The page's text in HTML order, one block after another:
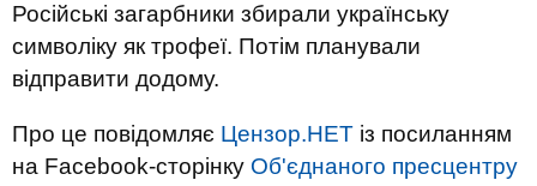
Російські загарбники збирали українську
символіку як трофеї. Потім планували
відправити додому.
Про це повідомляє Цензор.НЕТ із посиланням
на Facebook-сторінку Об'єднаного пресцентру